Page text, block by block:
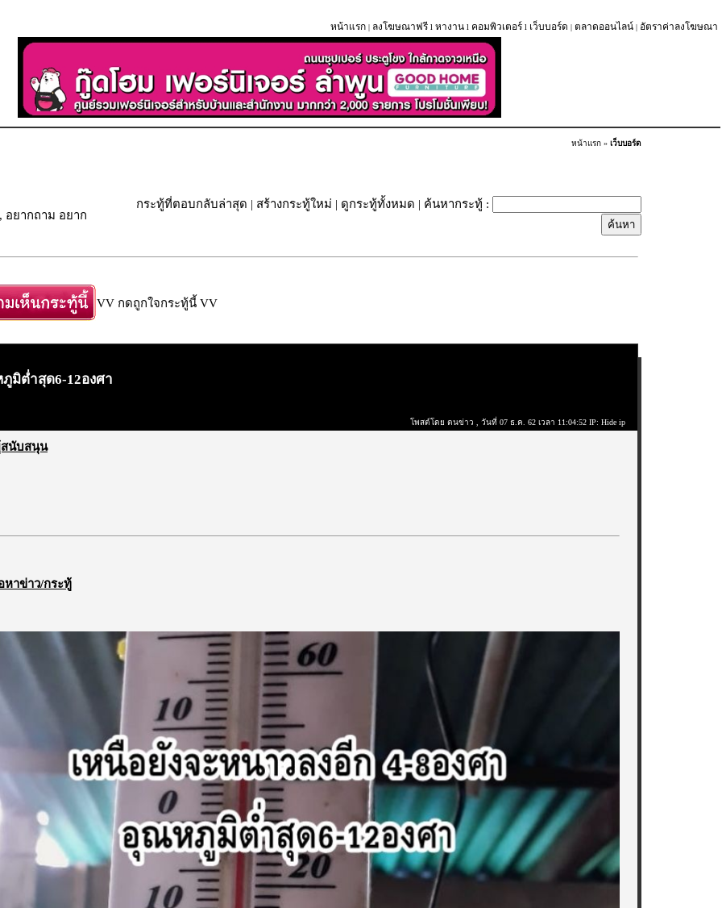
หน้าแรก | ลงโฆษณาฟรี l หางาน l คอมพิวเตอร์ l เว็บบอร์ด | ตลาดออนไลน์ | อัตราค่าลงโฆษณา
หน้าแรก » เว็บบอร์ด
อยากถาม อยาก
กระทู้ที่ตอบกลับล่าสุด | สร้างกระทู้ใหม่ | ดูกระทู้ทั้งหมด | ค้นหากระทู้ :
VV กดถูกใจกระทู้นี้ VV
มิต่ำสุด6-12องศา
โพสต์โดย ตนข่าว , วันที่ 07 ธ.ค. 62 เวลา 11:04:52 IP: Hide ip
สนับสนุน
หาข่าว/กระทู้